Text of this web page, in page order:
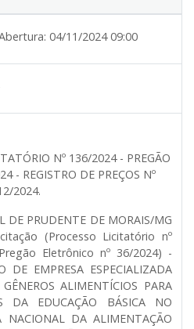
04/11/2024 09:00
Nº 136/2024 - PREGÃO
- REGISTRO DE PREÇOS Nº
2024.
DE PRUDENTE DE MORAIS/MG
(Processo Licitatório nº
Eletrônico nº 36/2024) -
DE EMPRESA ESPECIALIZADA
ALIMENTÍCIOS PARA
DA EDUCAÇÃO BÁSICA NO
DA ALIMENTAÇÃO